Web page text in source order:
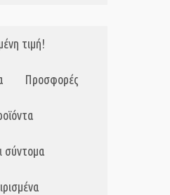
τιμή!
Προσφορές
σύντομα